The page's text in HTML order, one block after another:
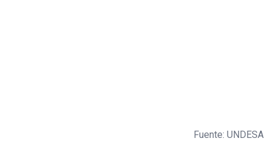
Fuente: UNDESA